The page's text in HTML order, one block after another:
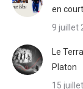
en
9 juillet
Le
Platon
15